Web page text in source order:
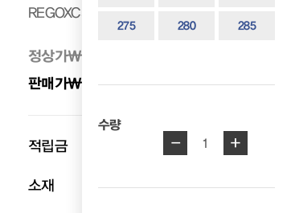
275 280 285
수량
- 1 +
REGOXC5022GF1
정상가₩ 375,000
판매가₩ 300,000 20%
적립금 15,000
소재 천연소가죽